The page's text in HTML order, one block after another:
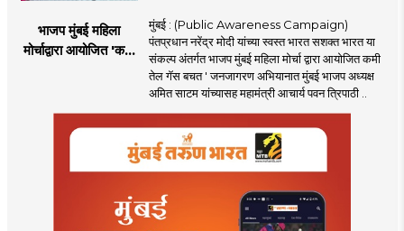
भाजप मुंबई महिला
मोर्चाद्वारा आयोजित 'कमी
मुंबई : (Public Awareness Campaign)
पंतप्रधान नरेंद्र मोदी यांच्या स्वस्त भारत सशक्त भारत या
संकल्प अंतर्गत भाजप मुंबई महिला मोर्चा द्वारा आयोजित कमी
तेल गॅस बचत ' जनजागरण अभियानात मुंबई भाजप अध्यक्ष
अमित साटम यांच्यासह महामंत्री आचार्य पवन त्रिपाठी ..